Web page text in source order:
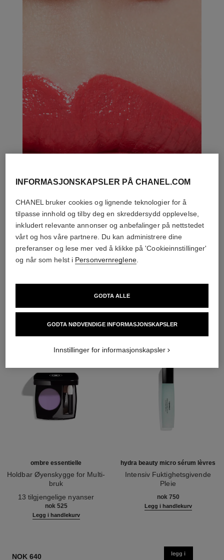
DEN PERFEKTE MATCH
ombre essentielle
Holdbar Øyenskygge for Multi-
bruk
13 tilgjengelige nyanser
nok 525
Legg i handlekurv
hydra beauty micro sérum lèvres
Intensiv Fuktighetsgivende
Pleie
nok 750
Legg i handlekurv
NOK 640
legg i
INFORMASJONSKAPSLER PÅ CHANEL.COM
CHANEL bruker cookies og lignende teknologier for å
tilpasse innhold og tilby deg en skreddersydd opplevelse,
inkludert relevante annonser og anbefalinger på nettstedet
vårt og hos våre partnere. Du kan administrere dine
preferanser og lese mer ved å klikke på 'Cookieinnstillinger'
og når som helst i Personvernreglene.
GODTA NØDVENDIGE INFORMASJONSKAPSLER
GODTA ALLE
Innstillinger for informasjonskapsler